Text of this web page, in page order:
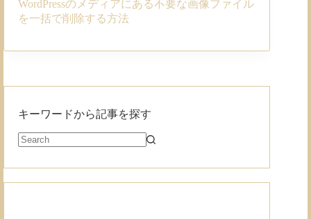
WordPressのメディアにある不要な画像ファイル
を一括で削除する方法
キーワードから記事を探す